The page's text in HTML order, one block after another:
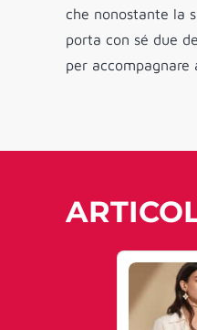
che nonostante la
porta con sé due
per